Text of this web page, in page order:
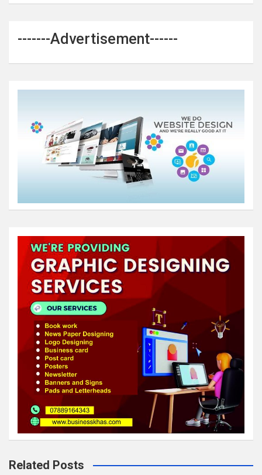
-------Advertisement------
Related Posts